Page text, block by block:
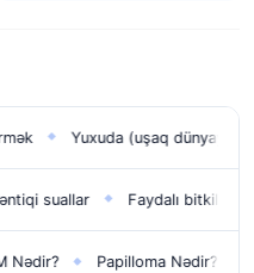
◆ Yuxuda (uşaq dünyaya
suallar ◆ Faydalı bitkilər ve
◆ Papilloma Nədir? ◆